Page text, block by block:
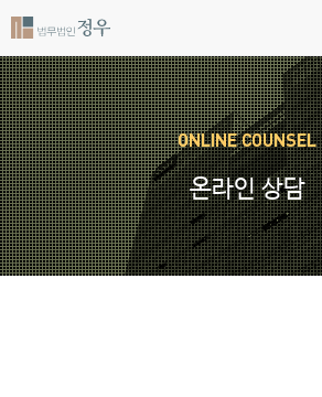
ONLINE COUNSEL
온라인 상담